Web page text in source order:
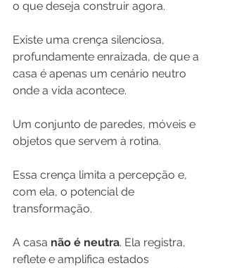
o que deseja construir agora.
Existe uma crença silenciosa,
profundamente enraizada, de que a
casa é apenas um cenário neutro
onde a vida acontece.
Um conjunto de paredes, móveis e
objetos que servem à rotina.
Essa crença limita a percepção e,
com ela, o potencial de
transformação.
A casa não é neutra. Ela registra,
reflete e amplifica estados